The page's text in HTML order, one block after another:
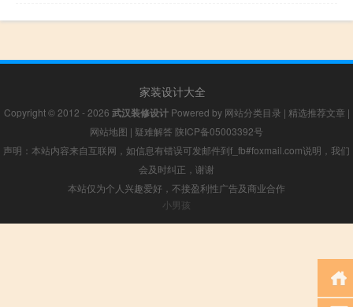
家装设计大全
Copyright © 2012 - 2026 武汉装修设计Powered by 网站分类目录 | 精选推荐文章 |
网站地图 | 疑难解答 陕ICP备05003392号
声明：本站内容来自互联网，如信息有错误可发邮件到f_fb#foxmail.com说明，我们
会及时纠正，谢谢
本站仅为个人兴趣爱好，不接盈利性广告及商业合作
小男孩